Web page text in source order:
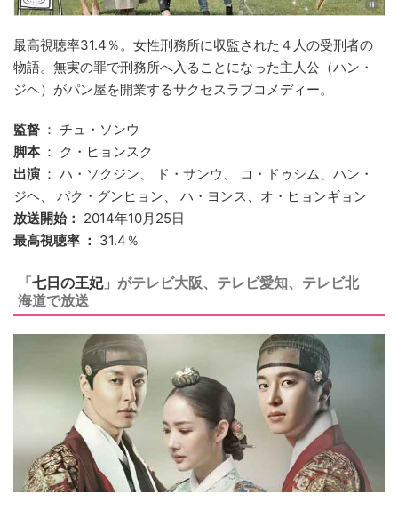
最高視聴率31.4％。女性刑務所に収監された４人の受刑者の
物語。無実の罪で刑務所へ入ることになった主人公（ハン・
ジヘ）がパン屋を開業するサクセスラブコメディー。
監督 ： チュ・ソンウ
脚本 ： ク・ヒョンスク
出演 ： ハ・ソクジン、 ド・サンウ、 コ・ドゥシム、ハン・
ジヘ、 パク・グンヒョン、 ハ・ヨンス、オ・ヒョンギョン
放送開始： 2014年10月25日
最高視聴率 ： 31.4％
「七日の王妃」がテレビ大阪、テレビ愛知、テレビ北
海道で放送